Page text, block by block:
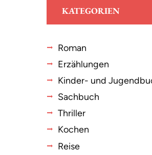
KATEGORIEN
Roman
Erzählungen
Kinder- und
Sachbuch
Thriller
Kochen
Reise